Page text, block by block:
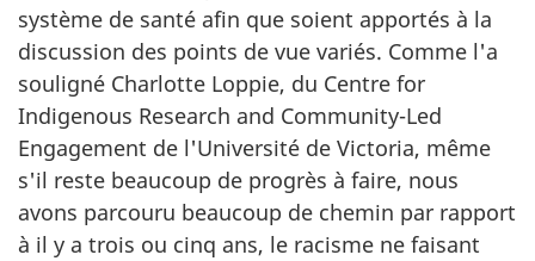
système de santé afin que soient apportés à la
discussion des points de vue variés. Comme l'a
souligné Charlotte Loppie, du Centre for
Indigenous Research and Community-Led
Engagement de l'Université de Victoria, même
s'il reste beaucoup de progrès à faire, nous
avons parcouru beaucoup de chemin par rapport
à il y a trois ou cinq ans, le racisme ne faisant